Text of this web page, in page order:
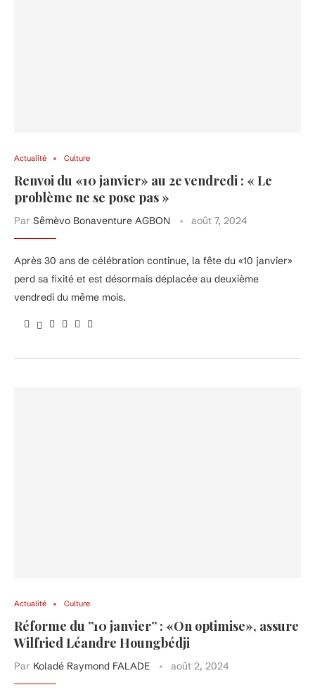
Actualité Culture
Renvoi du «10 janvier» au 2e vendredi : « Le
problème ne se pose pas »
Par Sêmèvo Bonaventure AGBON août 7, 2024
Après 30 ans de célébration continue, la fête du «10 janvier»
perd sa fixité et est désormais déplacée au deuxième
vendredi du même mois.
Actualité Culture
Réforme du ”10 janvier” : «On optimise», assure
Wilfried Léandre Houngbédji
Par Koladé Raymond FALADE août 2, 2024